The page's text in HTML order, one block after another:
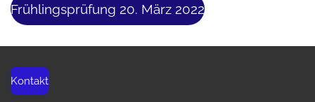
Frühlingsprüfung 20. März 2022
Kontakt